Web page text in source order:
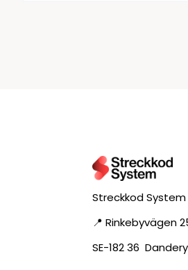
Streckkod System
📍 Rinkebyvägen
SE-182 36